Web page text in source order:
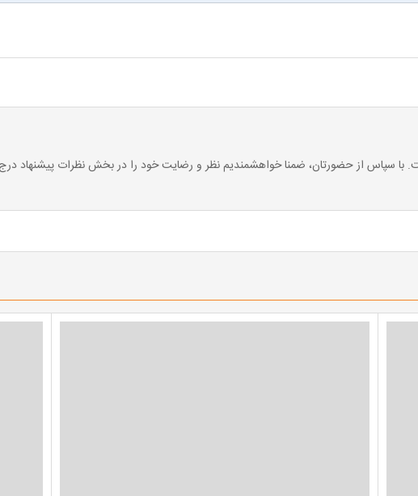
با سپاس از حضورتان، ضمنا خواهشمندیم نظر و رضایت خود را در بخش نظرات